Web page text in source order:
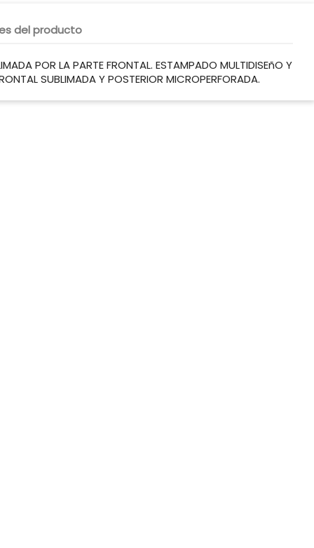
del producto
POR LA PARTE FRONTAL. ESTAMPADO MULTIDISEñO Y
SUBLIMADA Y POSTERIOR MICROPERFORADA.